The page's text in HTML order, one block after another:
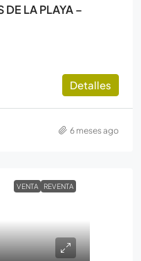
DE LA PLAYA –
Detalles
6 meses ago
VENTA REVENTA